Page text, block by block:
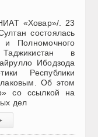
«Ховар»/. 23
состоялась
и Полномочного
в
Ибодзода
Республики
Об этом
со ссылкой на
дел